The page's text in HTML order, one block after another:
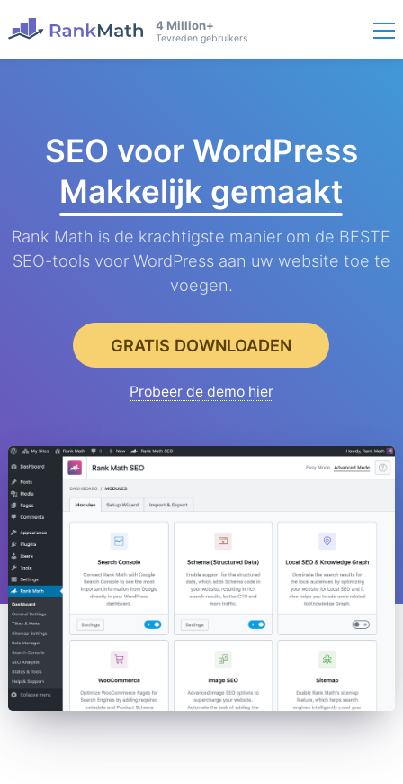
4 Million+
Tevreden gebruikers
SEO voor WordPress
Makkelijk gemaakt
Rank Math is de krachtigste manier om de BESTE
SEO-tools voor WordPress aan uw website toe te
voegen.
GRATIS DOWNLOADEN
Probeer de demo hier